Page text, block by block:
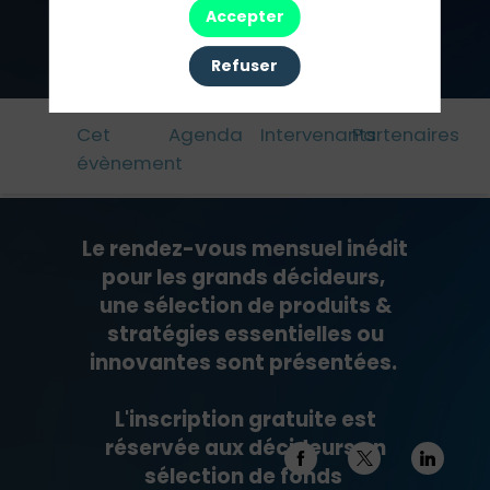
Pré-inscription
Cet
évènement
Agenda IntervenantsPartenaires
Le rendez-vous mensuel inédit
pour les grands décideurs,
une sélection de produits &
stratégies essentielles ou
innovantes sont présentées.
L'inscription gratuite est
réservée aux décideurs en
sélection de fonds
Accepter
Refuser